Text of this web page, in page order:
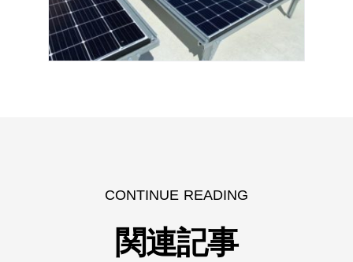
CONTINUE READING
関連記事